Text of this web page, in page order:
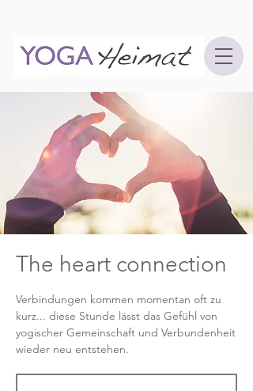
The heart connection
Verbindungen kommen momentan oft zu
kurz... diese Stunde lässt das Gefühl von
yogischer Gemeinschaft und Verbundenheit
wieder neu entstehen.